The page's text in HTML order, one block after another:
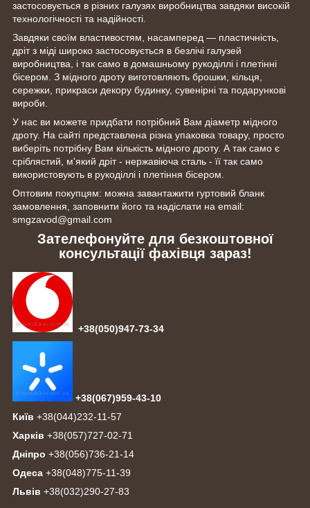
застосовується в різних галузях виробництва завдяки високій
технологічності та надійності.
Завдяки своїм властивостям, насамперед — пластичність,
дріт з міді широко застосовується в безлічі галузей
виробництва, і так само в домашньому рукоділлі і плетінні
бісером. З мідного дроту виготовляють брошки, кільця,
сережки, прикраси декору будинку, сувенірні та подарункові
вироби.
У нас ви можете придбати потрібний Вам діаметр мідного
дроту. На сайті представлена різна упаковка товару, просто
виберіть потрібну Вам кількість мідного дроту. А так само є
сріблястий, м'який дріт - нержавіюча сталь - її так само
використовують в рукоділлі і плетіння бісером.
Оптовим покупцям: можна завантажити гуртовий бланк
замовлення, заповнити його та надіслати на email:
smgzavod@gmail.com
Зателефонуйте для безкоштовної
консультації фахівця зараз!
+38(050)947-73-34
+38(067)959-43-10
Київ +38(044)232-11-57
Харків +38(057)727-02-71
Дніпро +38(056)736-21-14
Одеса +38(048)775-11-39
Львів +38(032)290-27-83